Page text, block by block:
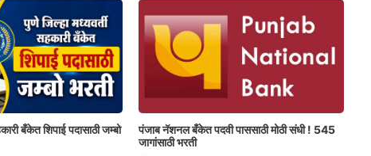
बँकेत शिपाई पदासाठी जम्बो
पंजाब नॅशनल बँकेत पदवी पाससाठी मोठी संधी ! 545
जागांसाठी भरती